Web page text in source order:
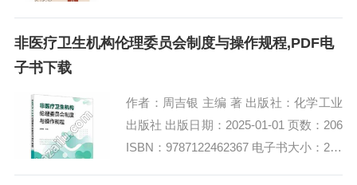
非医疗卫生机构伦理委员会制度与操作规程,PDF电
子书下载
作者：周吉银 主编 著 出版社：化学工业
出版社 出版日期：2025-01-01 页数：206
ISBN：9787122462367 电子书大小：230